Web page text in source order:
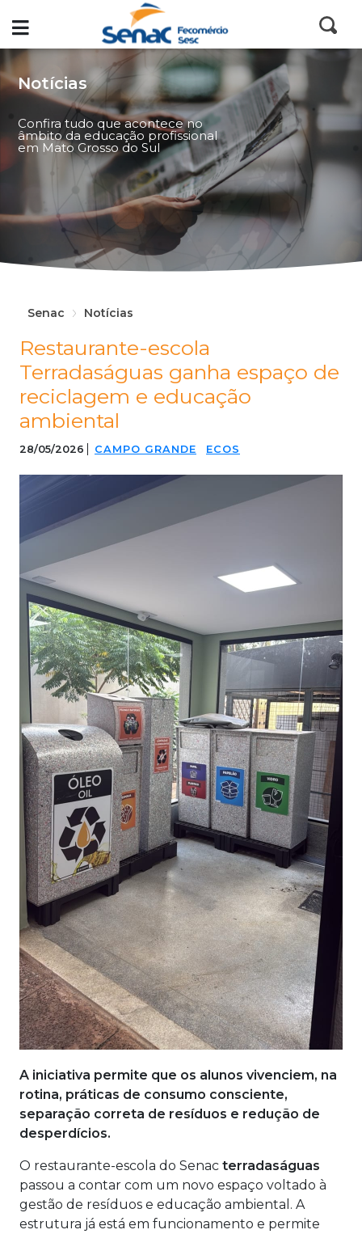
Notícias
Confira tudo que acontece no
âmbito da educação profissional
em Mato Grosso do Sul
Senac Notícias
Restaurante-escola
Terradaságuas ganha espaço de
reciclagem e educação
ambiental
28/05/2026 CAMPO GRANDE ECOS
A iniciativa permite que os alunos vivenciem, na
rotina, práticas de consumo consciente,
separação correta de resíduos e redução de
desperdícios.
O restaurante-escola do Senac terradaságuas
passou a contar com um novo espaço voltado à
gestão de resíduos e educação ambiental. A
estrutura já está em funcionamento e permite